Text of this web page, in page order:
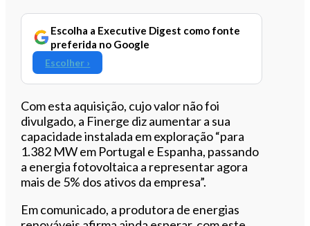
Escolha a Executive Digest como fonte
preferida no Google
Escolher ›
Com esta aquisição, cujo valor não foi
divulgado, a Finerge diz aumentar a sua
capacidade instalada em exploração “para
1.382 MW em Portugal e Espanha, passando
a energia fotovoltaica a representar agora
mais de 5% dos ativos da empresa”.
Em comunicado, a produtora de energias